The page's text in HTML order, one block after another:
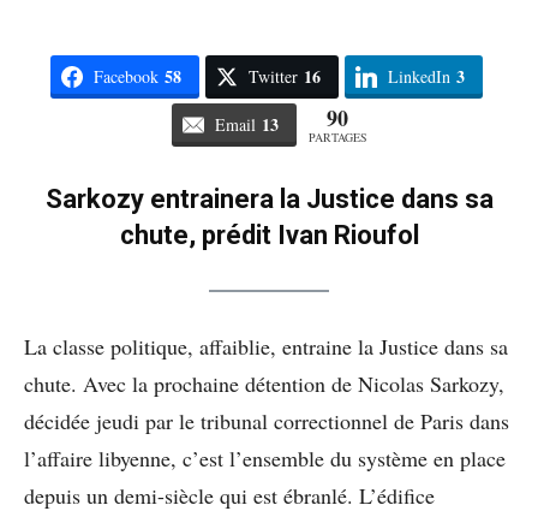
Facebook 58 Twitter 16 LinkedIn 3
Email 13 90
PARTAGES
Sarkozy entrainera la Justice dans sa
chute, prédit Ivan Rioufol
La classe politique, affaiblie, entraine la Justice dans sa
chute. Avec la prochaine détention de Nicolas Sarkozy,
décidée jeudi par le tribunal correctionnel de Paris dans
l’affaire libyenne, c’est l’ensemble du système en place
depuis un demi-siècle qui est ébranlé. L’édifice